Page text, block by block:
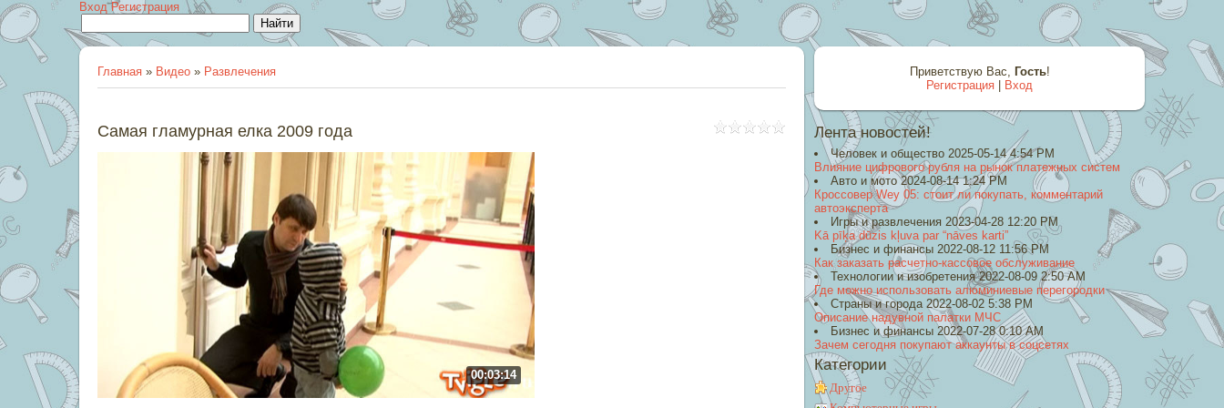
Вход Регистрация
Главная » Видео » Развлечения
Самая гламурная елка 2009 года
00:03:14
Приветствую Вас, Гость!
Регистрация
Вход
Лента новостей!
Человек и общество 2025-05-14 4:54 PM
Влияние цифрового рубля на рынок платежных систем
Авто и мото 2024-08-14 1:24 PM
Кроссовер Wey 05: стоит ли покупать, комментарий
автоэксперта
Игры и развлечения 2023-04-28 12:20 PM
Kā pīķa dūzis kļuva par “nāves karti”
Бизнес и финансы 2022-08-12 11:56 PM
Как заказать расчетно-кассовое обслуживание
Технологии и изобретения 2022-08-09 2:50 AM
Где можно использовать алюминиевые перегородки
Страны и города 2022-08-02 5:38 PM
Описание надувной палатки МЧС
Бизнес и финансы 2022-07-28 0:10 AM
Зачем сегодня покупают аккаунты в соцсетях
Категории
Другое